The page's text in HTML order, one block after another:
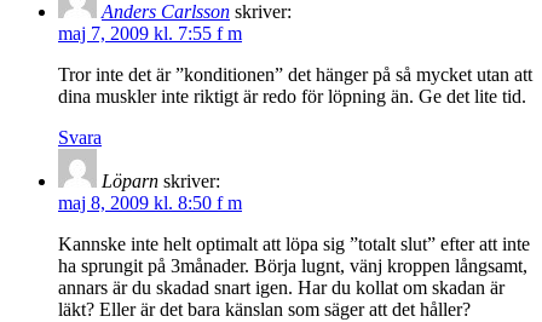
Anders Carlsson skriver:
maj 7, 2009 kl. 7:55 f m
Tror inte det är ”konditionen” det hänger på så mycket utan att
dina muskler inte riktigt är redo för löpning än. Ge det lite tid.
Svara
Löparn skriver:
maj 8, 2009 kl. 8:50 f m
Kannske inte helt optimalt att löpa sig ”totalt slut” efter att inte
ha sprungit på 3månader. Börja lugnt, vänj kroppen långsamt,
annars är du skadad snart igen. Har du kollat om skadan är
läkt? Eller är det bara känslan som säger att det håller?